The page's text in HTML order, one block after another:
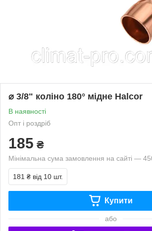
⌀ 3/8" коліно 180° мідне Halcor
В наявності
Опт і роздріб
185 ₴
Мінімальна сума замовлення на сайті —
181 ₴ від 10 шт.
Купити
або